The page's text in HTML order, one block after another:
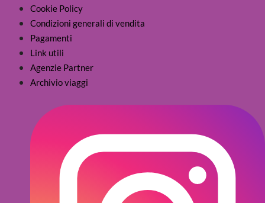
Cookie Policy
Condizioni generali di vendita
Pagamenti
Link utili
Agenzie Partner
Archivio viaggi